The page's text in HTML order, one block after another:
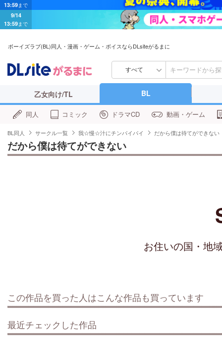
9/14
13:59まで
ボーイズラブ(BL)同人・漫画・ゲーム・ボイスならDLsiteがるまに
すべて
乙女向け/TL BL
同人 コミック ドラマCD 動画・ゲーム
BL同人 サークル一覧 我☆慢☆汁にチンパイパイ だから僕は待てができない
だから僕は待てができない
お住いの国・地
この作品を買った人はこんな作品も買っています
最近チェックした作品